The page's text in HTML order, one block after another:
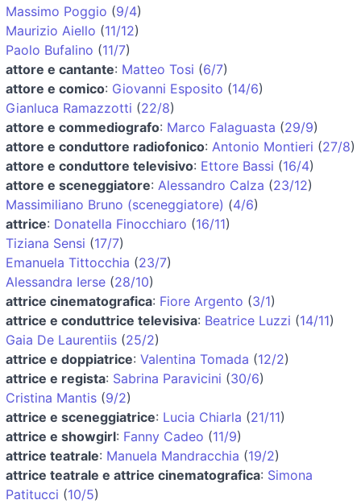
Massimo Poggio (9/4)
Maurizio Aiello (11/12)
Paolo Bufalino (11/7)
attore e cantante: Matteo Tosi (6/7)
attore e comico: Giovanni Esposito (14/6)
Gianluca Ramazzotti (22/8)
attore e commediografo: Marco Falaguasta (29/9)
attore e conduttore radiofonico: Antonio Montieri (27/8)
attore e conduttore televisivo: Ettore Bassi (16/4)
attore e sceneggiatore: Alessandro Calza (23/12)
Massimiliano Bruno (sceneggiatore) (4/6)
attrice: Donatella Finocchiaro (16/11)
Tiziana Sensi (17/7)
Emanuela Tittocchia (23/7)
Alessandra Ierse (28/10)
attrice cinematografica: Fiore Argento (3/1)
attrice e conduttrice televisiva: Beatrice Luzzi (14/11)
Gaia De Laurentiis (25/2)
attrice e doppiatrice: Valentina Tomada (12/2)
attrice e regista: Sabrina Paravicini (30/6)
Cristina Mantis (9/2)
attrice e sceneggiatrice: Lucia Chiarla (21/11)
attrice e showgirl: Fanny Cadeo (11/9)
attrice teatrale: Manuela Mandracchia (19/2)
attrice teatrale e attrice cinematografica: Simona
Patitucci (10/5)